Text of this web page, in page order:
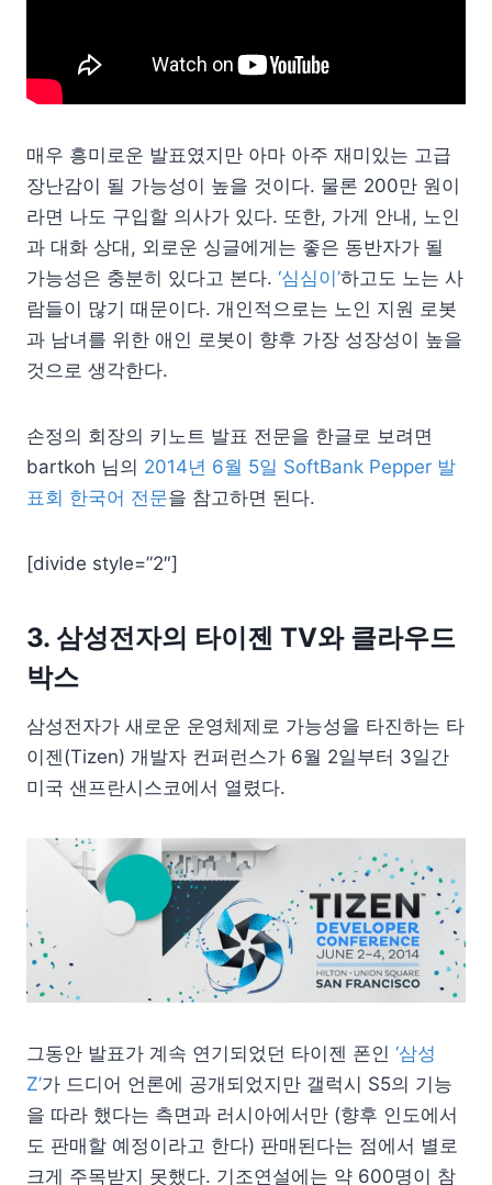
매우 흥미로운 발표였지만 아마 아주 재미있는 고급
장난감이 될 가능성이 높을 것이다. 물론 200만 원이
라면 나도 구입할 의사가 있다. 또한, 가게 안내, 노인
과 대화 상대, 외로운 싱글에게는 좋은 동반자가 될
가능성은 충분히 있다고 본다. ‘심심이’하고도 노는 사
람들이 많기 때문이다. 개인적으로는 노인 지원 로봇
과 남녀를 위한 애인 로봇이 향후 가장 성장성이 높을
것으로 생각한다.
손정의 회장의 키노트 발표 전문을 한글로 보려면
bartkoh 님의 2014년 6월 5일 SoftBank Pepper 발
표회 한국어 전문을 참고하면 된다.
[divide style=”2″]
3. 삼성전자의 타이젠 TV와 클라우드
박스
삼성전자가 새로운 운영체제로 가능성을 타진하는 타
이젠(Tizen) 개발자 컨퍼런스가 6월 2일부터 3일간
미국 샌프란시스코에서 열렸다.
그동안 발표가 계속 연기되었던 타이젠 폰인 ‘삼성
Z’가 드디어 언론에 공개되었지만 갤럭시 S5의 기능
을 따라 했다는 측면과 러시아에서만 (향후 인도에서
도 판매할 예정이라고 한다) 판매된다는 점에서 별로
크게 주목받지 못했다. 기조연설에는 약 600명이 참